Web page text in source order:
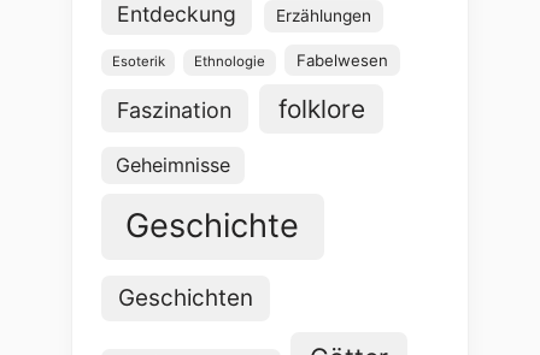
Entdeckung Erzählungen
Esoterik Ethnologie Fabelwesen
Faszination folklore
Geheimnisse
Geschichte
Geschichten